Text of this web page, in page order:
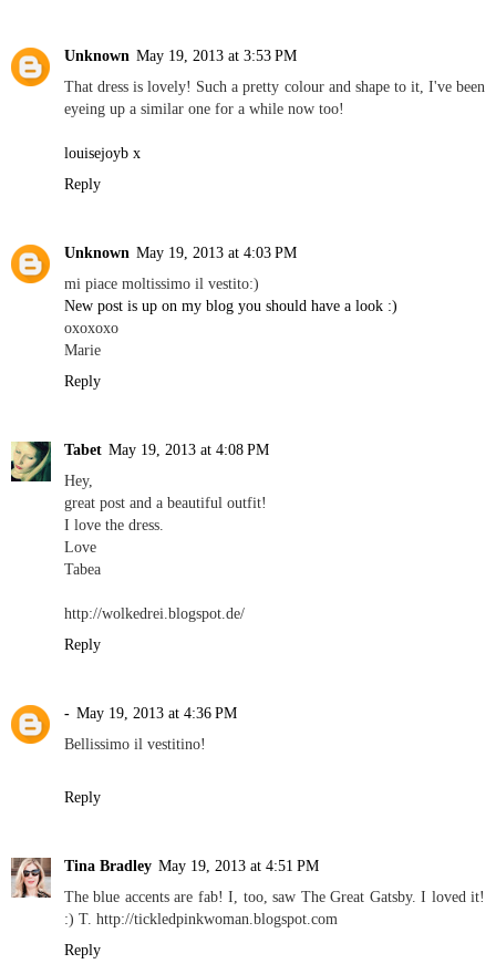
Unknown May 19, 2013 at 3:53 PM
That dress is lovely! Such a pretty colour and shape to it, I've been
eyeing up a similar one for a while now too!
louisejoyb x
Reply
Unknown May 19, 2013 at 4:03 PM
mi piace moltissimo il vestito:)
New post is up on my blog you should have a look :)
oxoxoxo
Marie
Reply
Tabet May 19, 2013 at 4:08 PM
Hey,
great post and a beautiful outfit!
I love the dress.
Love
Tabea
http://wolkedrei.blogspot.de/
Reply
- May 19, 2013 at 4:36 PM
Bellissimo il vestitino!
Reply
Tina Bradley May 19, 2013 at 4:51 PM
The blue accents are fab! I, too, saw The Great Gatsby. I loved it!
:) T. http://tickledpinkwoman.blogspot.com
Reply